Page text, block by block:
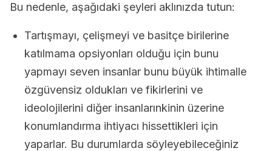
Bu nedenle, aşağıdaki şeyleri aklınızda tutun:
Tartışmayı, çelişmeyi ve basitçe birilerine
katılmama opsiyonları olduğu için bunu
yapmayı seven insanlar bunu büyük ihtimalle
özgüvensiz oldukları ve fikirlerini ve
ideolojilerini diğer insanlarınkinin üzerine
konumlandırma ihtiyacı hissettikleri için
yaparlar. Bu durumlarda söyleyebileceğiniz